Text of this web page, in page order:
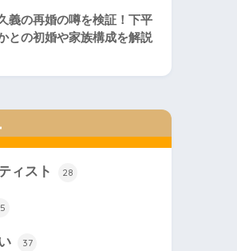
義の再婚の噂を検証！下平
との初婚や家族構成を解説
ィスト 28
37